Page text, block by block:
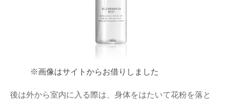
※画像はサイトからお借りしました
後は外から室内に入る際は、身体をはたいて花粉を落と